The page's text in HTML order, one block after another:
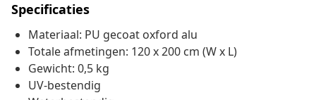
Specificaties
Materiaal: PU gecoat oxford alu
Totale afmetingen: 120 x 200 cm (W x L)
Gewicht: 0,5 kg
UV-bestendig